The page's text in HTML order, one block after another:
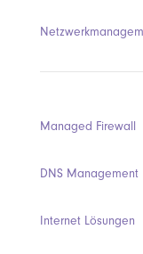
Managed Firewall
DNS Management
Internet Lösungen